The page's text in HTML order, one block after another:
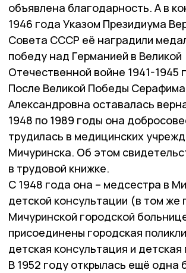
объявлена благодарность. А в
1946 года Указом Президиума
Совета СССР её наградили
победу над Германией в Великой
Отечественной войне 1941-1945
После Великой Победы Серафима
Александровна оставалась
1948 по 1989 годы она
трудилась в медицинских
Мичуринска. Об этом
в трудовой книжке.
С 1948 года она – медсестра в
детской консультации (в том же
Мичуринской городской
присоединены городская
детская консультация и детская
В 1952 году открылась ещё одна